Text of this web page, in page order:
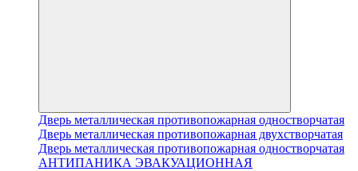
Дверь металлическая противопожарная одностворчатая
Дверь металлическая противопожарная двухстворчатая
Дверь металлическая противопожарная одностворчатая
АНТИПАНИКА ЭВАКУАЦИОННАЯ